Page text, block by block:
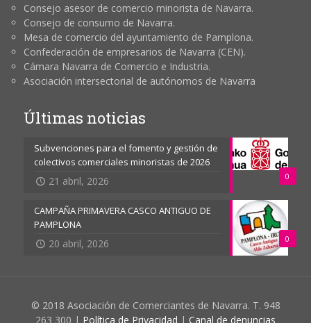
Consejo asesor de comercio minorista de Navarra.
Consejo de consumo de Navarra.
Mesa de comercio del ayuntamiento de Pamplona.
Confederación de empresarios de Navarra (CEN).
Cámara Navarra de Comercio e Industria.
Asociación intersectorial de autónomos de Navarra
Últimas noticias
0
Subvenciones para el fomento y gestión de
colectivos comerciales minoristas de 2026
21 abril, 2026
0
CAMPAÑA PRIMAVERA CASCO ANTIGUO DE
PAMPLONA
20 abril, 2026
© 2018 Asociación de Comerciantes de Navarra. T. 948
263 300 | Política de Privacidad | Canal de denuncias